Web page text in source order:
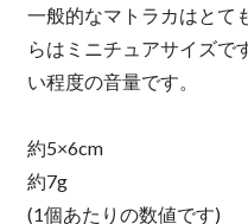
一般的なマトラカはとて
らはミニチュアサイズで
い程度の音量です。
約5×6cm
約7g
(1個あたりの数値です)